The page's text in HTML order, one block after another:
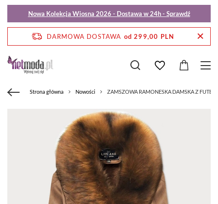
Nowa Kolekcja Wiosna 2026 - Dostawa w 24h - Sprawdź
DARMOWA DOSTAWA od 299,00 PLN
Strona główna Nowości ZAMSZOWA RAMONESKA DAMSKA Z